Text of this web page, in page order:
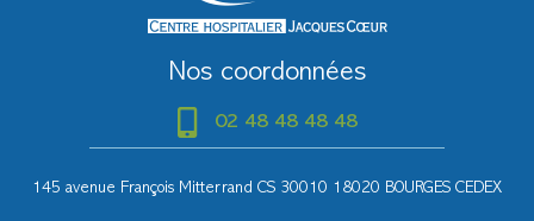
Nos coordonnées
02 48 48 48 48
145 avenue François Mitterrand CS 30010 18020 BOURGES CEDEX